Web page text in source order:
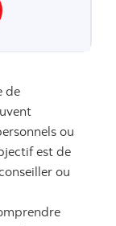
de
ou
est de
ou